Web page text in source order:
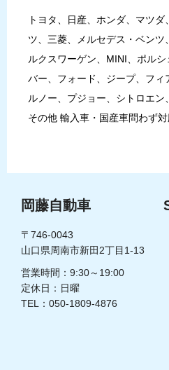
トヨタ、日産、ホンダ、マツ
ツ、三菱、メルセデス・ベンツ
ルクスワーゲン、MINI、ポル
バー、フォード、ジープ、フィ
ルノー、プジョー、シトロエ
その他 輸入車・国産車問わず対
岡藤自動車
〒746-0043
山口県周南市新田2丁目1-13
営業時間：9:30～19:00
定休日：日曜
TEL：050-1809-4876